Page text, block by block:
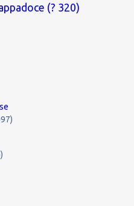
(? 320)